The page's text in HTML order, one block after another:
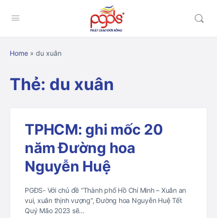
Home » du xuân
Thẻ: du xuân
TPHCM: ghi mốc 20
năm Đường hoa
Nguyễn Huệ
PGĐS- Với chủ đề “Thành phố Hồ Chí Minh – Xuân an
vui, xuân thịnh vượng”, Đường hoa Nguyễn Huệ Tết
Quý Mão 2023 sẽ…